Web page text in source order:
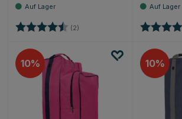
Bewertung: (2) Bewertung:
10 10